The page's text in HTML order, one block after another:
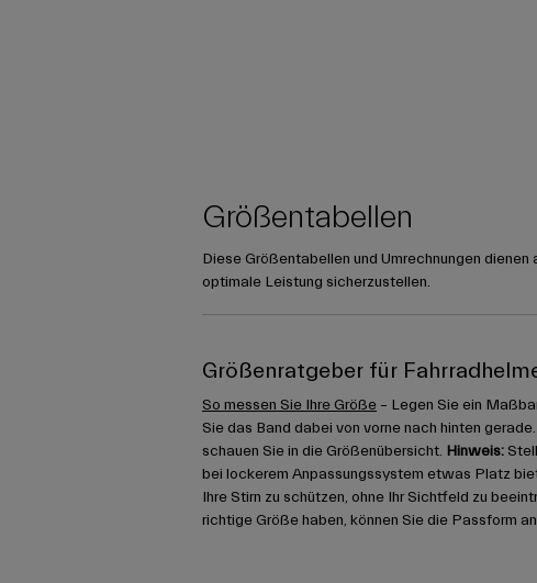
Größentabellen
Diese Größentabellen und Umrechnungen
optimale Leistung sicherzustellen.
Größenratgeber für
So messen Sie Ihre Größe – Legen Sie ein
Sie das Band dabei von vorne nach hinten
schauen Sie in die Größenübersicht. Hinweis:
bei lockerem Anpassungssystem etwas Platz
Ihre Stirn zu schützen, ohne Ihr Sichtfeld zu
richtige Größe haben, können Sie die Passform